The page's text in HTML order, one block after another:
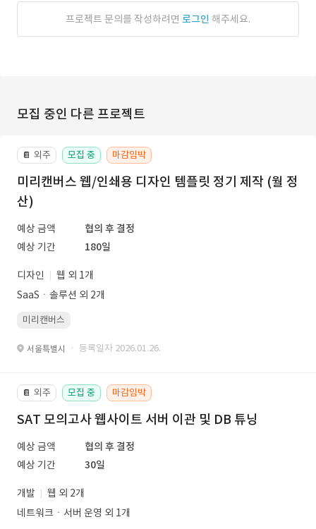
프로젝트 문의를 작성하려면 로그인 해주세요.
모집 중인 다른 프로젝트
📔 외주 모집 중 마감임박
미리캔버스 웹/인쇄용 디자인 템플릿 정기 제작 (월 정
산)
예상 금액
협의 후 결정
예상 기간
180일
디자인
웹 외 1개
SaaSㆍ솔루션 외 2개
미리캔버스
서울특별시 · 등록일자 2026.01.26.
📔 외주 모집 중 마감임박
SAT 모의고사 웹사이트 서버 이관 및 DB 튜닝
예상 금액
협의 후 결정
예상 기간
30일
개발
웹 외 2개
네트워크ㆍ서버 운영 외 1개